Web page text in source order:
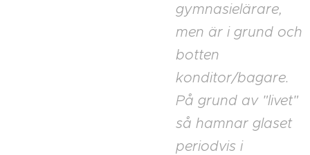
gymnasielärare,
men är i grund och
botten
konditor/bagare.
På grund av "livet"
så hamnar glaset
periodvis i